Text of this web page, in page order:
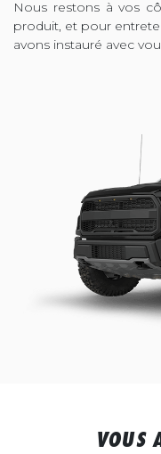
Nous restons à vos
produit, et pour
avons instauré avec
VOUS